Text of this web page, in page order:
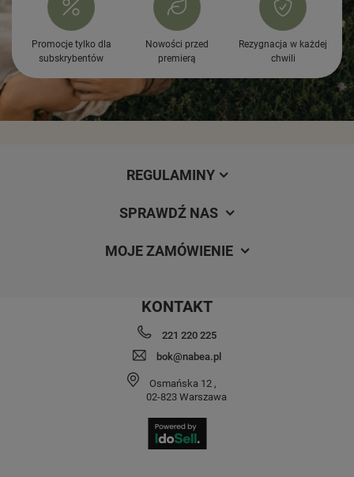
Promocje tylko dla
subskrybentów
Nowości przed
premierą
Rezygnacja w każdej
chwili
REGULAMINY
SPRAWDŹ NAS
MOJE ZAMÓWIENIE
KONTAKT
221 220 225
bok@nabea.pl
Osmańska 12 ,
02-823 Warszawa